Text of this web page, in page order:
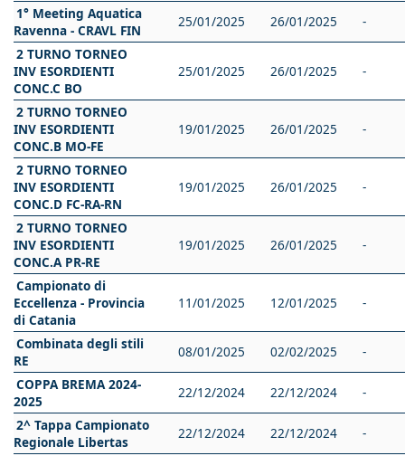
1° Meeting Aquatica
Ravenna - CRAVL FIN
25/01/2025 26/01/2025
-
2 TURNO TORNEO
INV ESORDIENTI
CONC.C BO
25/01/2025 26/01/2025 -
2 TURNO TORNEO
INV ESORDIENTI
CONC.B MO-FE
19/01/2025 26/01/2025 -
2 TURNO TORNEO
INV ESORDIENTI
CONC.D FC-RA-RN
19/01/2025 26/01/2025 -
2 TURNO TORNEO
INV ESORDIENTI
CONC.A PR-RE
19/01/2025 26/01/2025 -
Campionato di
Eccellenza - Provincia
di Catania
11/01/2025 12/01/2025 -
Combinata degli stili
RE
08/01/2025 02/02/2025
-
COPPA BREMA 2024-
2025
22/12/2024 22/12/2024
-
2^ Tappa Campionato
Regionale Libertas
22/12/2024 22/12/2024
-